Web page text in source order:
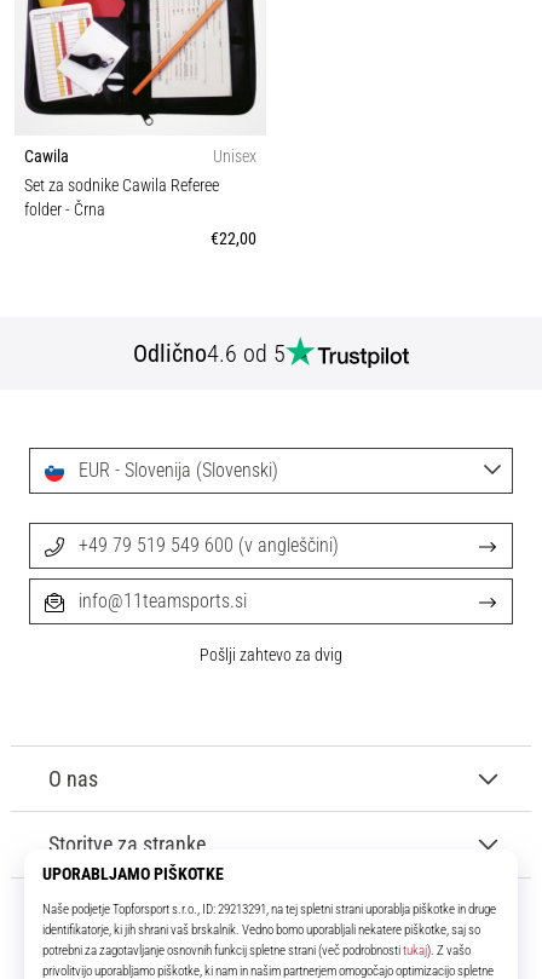
Cawila
Unisex
Set za sodnike Cawila Referee
folder- Črna
€22,00
Odlično4.6 od 5
O nas
Storitve za stranke
EUR - Slovenija (Slovenski)
+49 79 519 549 600 (v angleščini)
info@11teamsports.si
Pošlji zahtevo za dvig